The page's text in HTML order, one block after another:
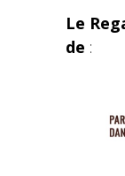
Le
de :